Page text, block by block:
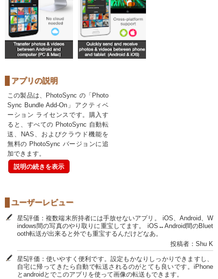
アプリの説明
この製品は、PhotoSync の「Photo
Sync Bundle Add-On」アクティベ
ーション ライセンスです。購入す
ると、すべての PhotoSync 自動転
送、NAS、およびクラウド機能を
無料の PhotoSync バージョンに追
加できます。
説明の続きを表示
ユーザーレビュー
星5評価：複数端末所持者には手放せないアプリ。 iOS、Android、W
indows間の写真のやり取りに重宝してます。 iOS↔Android間のBluet
ooth転送が出来ると外でも重宝するんだけどなあ。
投稿者：Shu K
星5評価：使いやすく便利です。設定もかなりしっかりできますし、
自宅に帰ってきたら自動で転送されるのがとても良いです。iPhone
とandroidとでこのアプリを使って画像の転送もできます。